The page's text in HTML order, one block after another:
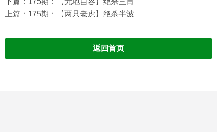
下篇：175期：【无地自容】绝杀三肖
上篇：175期：【两只老虎】绝杀半波
返回首页